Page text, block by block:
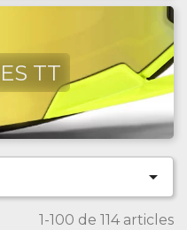
TT

1-100 de 114 articles